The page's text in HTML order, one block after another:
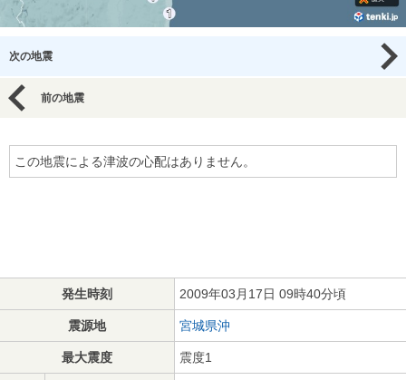
次の地震
前の地震
この地震による津波の心配はありません。
発生時刻 2009年03月17日 09時40分頃
震源地 宮城県沖
最大震度 震度1